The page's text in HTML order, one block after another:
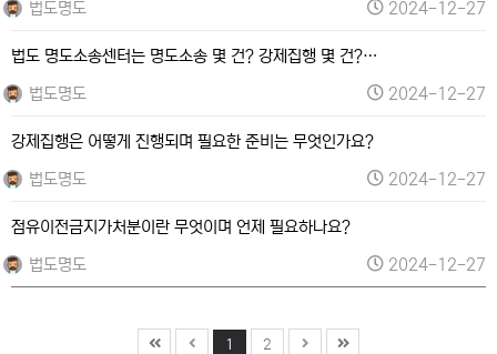
법도명도
2024-12-27
법도 명도소송센터는 명도소송 몇 건? 강제집행 몇 건?…
법도명도
2024-12-27
강제집행은 어떻게 진행되며 필요한 준비는 무엇인가요?
법도명도
2024-12-27
점유이전금지가처분이란 무엇이며 언제 필요하나요?
법도명도
2024-12-27
1 2